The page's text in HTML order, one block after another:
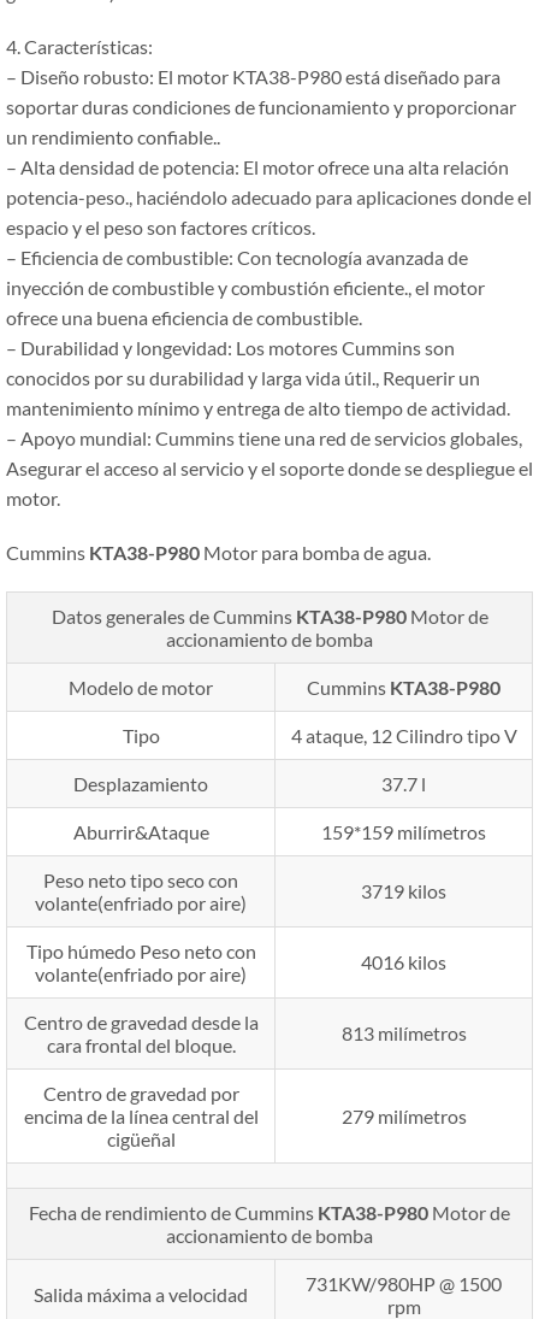
4. Características:
– Diseño robusto: El motor KTA38-P980 está diseñado para
soportar duras condiciones de funcionamiento y proporcionar
un rendimiento confiable..
– Alta densidad de potencia: El motor ofrece una alta relación
potencia-peso., haciéndolo adecuado para aplicaciones donde el
espacio y el peso son factores críticos.
– Eficiencia de combustible: Con tecnología avanzada de
inyección de combustible y combustión eficiente., el motor
ofrece una buena eficiencia de combustible.
– Durabilidad y longevidad: Los motores Cummins son
conocidos por su durabilidad y larga vida útil., Requerir un
mantenimiento mínimo y entrega de alto tiempo de actividad.
– Apoyo mundial: Cummins tiene una red de servicios globales,
Asegurar el acceso al servicio y el soporte donde se despliegue el
motor.
Cummins KTA38-P980 Motor para bomba de agua.
Datos generales de Cummins KTA38-P980 Motor de
accionamiento de bomba
Modelo de motor Cummins KTA38-P980
Tipo 4 ataque, 12 Cilindro tipo V
Desplazamiento 37.7 l
Aburrir&Ataque 159*159 milímetros
Peso neto tipo seco con
volante(enfriado por aire)
3719 kilos
Tipo húmedo Peso neto con
volante(enfriado por aire)
4016 kilos
Centro de gravedad desde la
cara frontal del bloque.
813 milímetros
Centro de gravedad por
encima de la línea central del
cigüeñal
279 milímetros
Fecha de rendimiento de Cummins KTA38-P980 Motor de
accionamiento de bomba
Salida máxima a velocidad
731KW/980HP @ 1500
rpm